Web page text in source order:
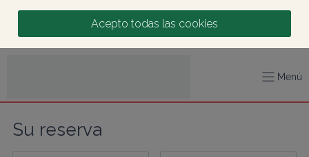
Acepto todas las cookies
Menú
Su reserva